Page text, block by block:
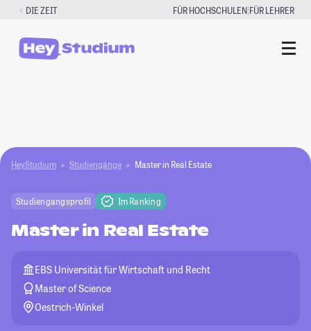
Zum
springen
DIE ZEIT FÜR HOCHSCHULEN|FÜR LEHRER
HeyStudium Studiengänge Master in Real Estate
Studiengangsprofil Im Ranking
Master in Real Estate
EBS Universität für Wirtschaft und Recht
Master of Science
Oestrich-Winkel